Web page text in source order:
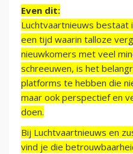
Even dit:
Luchtvaartnieuws bestaat
een tijd waarin talloze
nieuwkomers met veel
schreeuwen, is het
platforms te hebben die
maar ook perspectief en
doen.
Bij Luchtvaartnieuws en
vind je die